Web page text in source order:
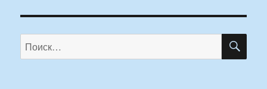
Искать: